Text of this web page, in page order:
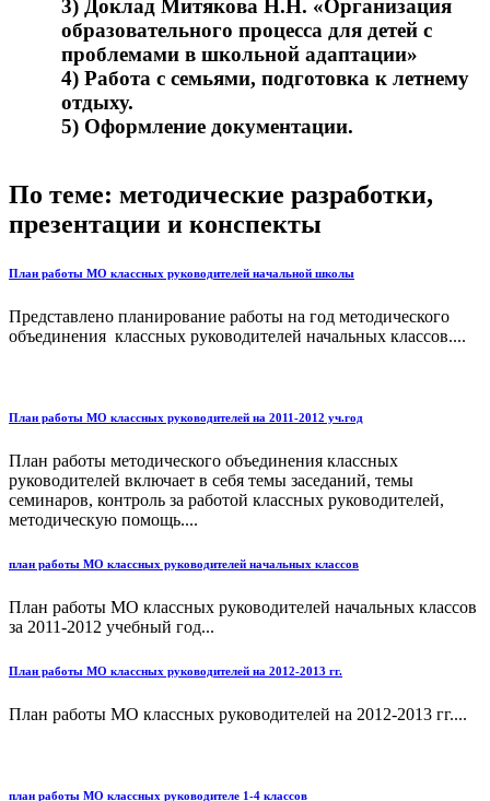
3) Доклад Митякова Н.Н. «Организация
образовательного процесса для детей с
проблемами в школьной адаптации»
4) Работа с семьями, подготовка к летнему
отдыху.
5) Оформление документации.
По теме: методические разработки,
презентации и конспекты
План работы МО классных руководителей начальной школы
Представлено планирование работы на год методического
объединения классных руководителей начальных классов....
План работы МО классных руководителей на 2011-2012 уч.год
План работы методического объединения классных
руководителей включает в себя темы заседаний, темы
семинаров, контроль за работой классных руководителей,
методическую помощь....
план работы МО классных руководителей начальных классов
План работы МО классных руководителей начальных классов
за 2011-2012 учебный год...
План работы МО классных руководителей на 2012-2013 гг.
План работы МО классных руководителей на 2012-2013 гг....
план работы МО классных руководителе 1-4 классов